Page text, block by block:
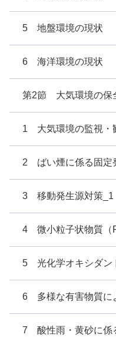
5 地盤環境の現状
6 海洋環境の現状
第2節 大気環境の保
1 大気環境の監視・
2 ばい煙に係る固定
3 移動発生源対策_1
4 微小粒子状物質（
5 光化学オキシダン
6 多様な有害物質に
7 酸性雨・黄砂に係